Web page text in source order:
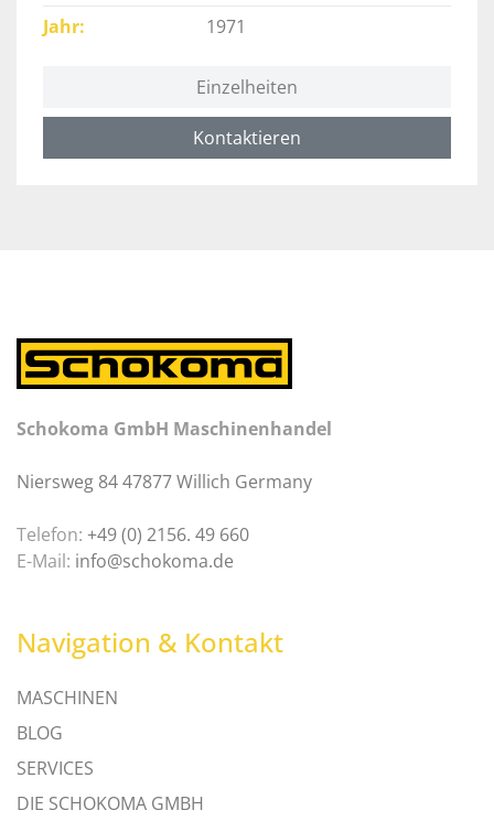
Jahr
1971
Einzelheiten
Kontaktieren
Schokoma GmbH Maschinenhandel
Niersweg 84 47877 Willich Germany
Telefon: +49 (0) 2156. 49 660
E-Mail: info@schokoma.de
Navigation & Kontakt
MASCHINEN
BLOG
SERVICES
DIE SCHOKOMA GMBH